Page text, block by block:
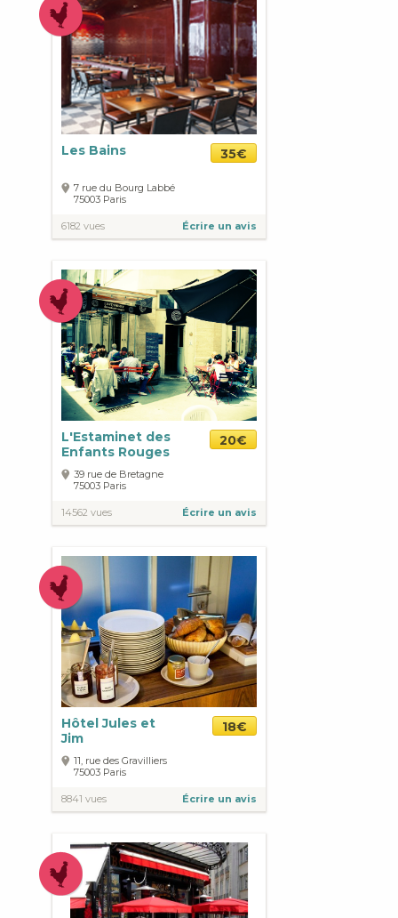
Les Bains 35€
7 rue du Bourg Labbé
75003 Paris
6182 vues Écrire un avis
L'Estaminet des
Enfants Rouges
20€
39 rue de Bretagne
75003 Paris
14562 vues Écrire un avis
Hôtel Jules et
Jim
18€
11, rue des Gravilliers
75003 Paris
8841 vues Écrire un avis